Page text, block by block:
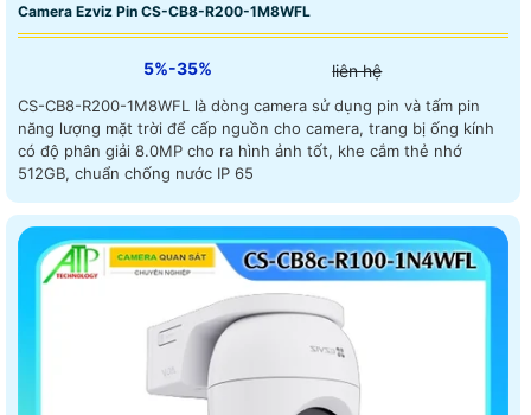
Camera Ezviz Pin CS-CB8-R200-1M8WFL
5%-35% liên hệ
CS-CB8-R200-1M8WFL là dòng camera sử dụng pin và tấm pin
năng lượng mặt trời để cấp nguồn cho camera, trang bị ống kính
có độ phân giải 8.0MP cho ra hình ảnh tốt, khe cắm thẻ nhớ
512GB, chuẩn chống nước IP 65